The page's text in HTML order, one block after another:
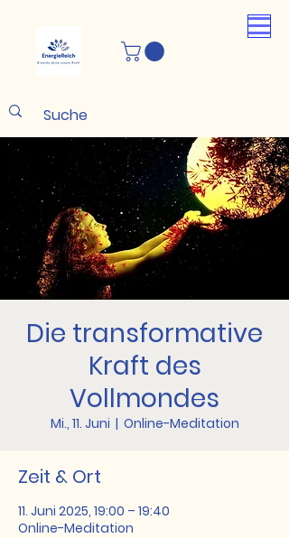
Die transformative
Kraft des
Vollmondes
Mi., 11. Juni
  |
Online-Meditation
Zeit & Ort
11. Juni 2025, 19:00 – 19:40
Online-Meditation